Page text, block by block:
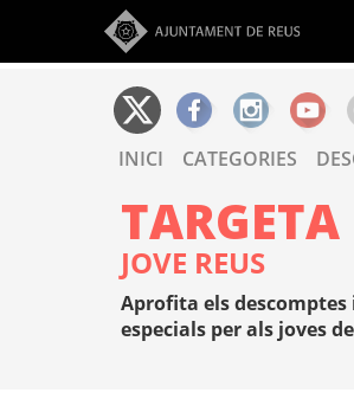
Vés al contingut
INICI CATEGORIES
TARGETA
JOVE REUS
Aprofita els
especials per als joves